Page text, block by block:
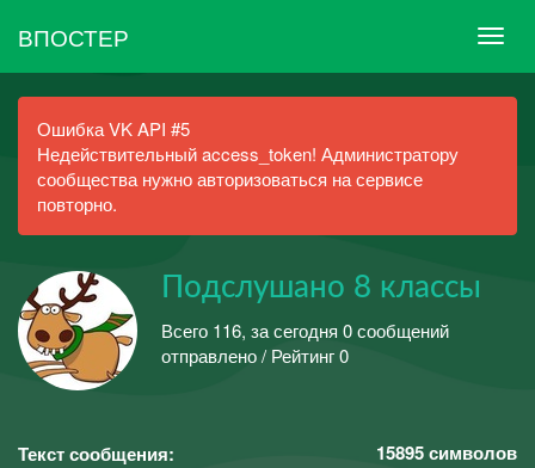
ВПОСТЕР
Ошибка VK API #5
Недействительный access_token! Администратору
сообщества нужно авторизоваться на сервисе
повторно.
Подслушано 8 классы
Всего 116, за сегодня 0 сообщений
отправлено / Рейтинг 0
Текст сообщения: 15895символов